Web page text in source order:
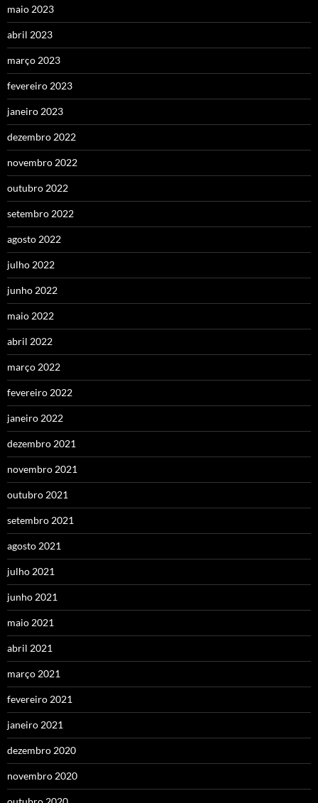
maio 2023
abril 2023
março 2023
fevereiro 2023
janeiro 2023
dezembro 2022
novembro 2022
outubro 2022
setembro 2022
agosto 2022
julho 2022
junho 2022
maio 2022
abril 2022
março 2022
fevereiro 2022
janeiro 2022
dezembro 2021
novembro 2021
outubro 2021
setembro 2021
agosto 2021
julho 2021
junho 2021
maio 2021
abril 2021
março 2021
fevereiro 2021
janeiro 2021
dezembro 2020
novembro 2020